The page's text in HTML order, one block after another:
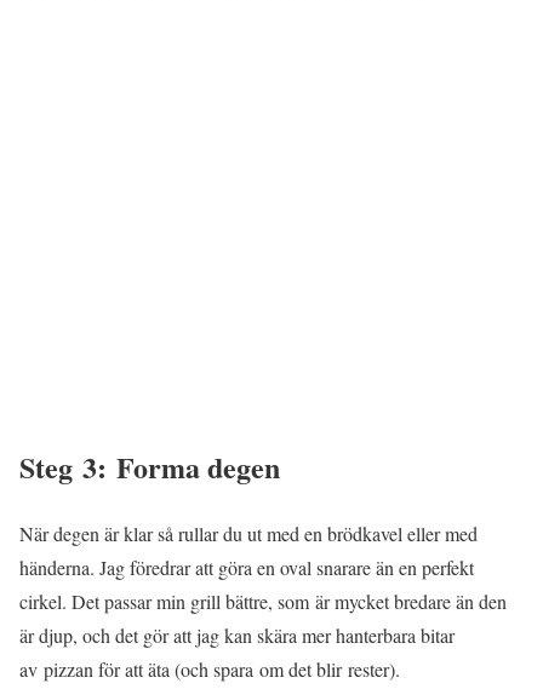
Steg 3: Forma degen
När degen är klar så rullar du ut med en brödkavel eller med
händerna. Jag föredrar att göra en oval snarare än en perfekt
cirkel. Det passar min grill bättre, som är mycket bredare än den
är djup, och det gör att jag kan skära mer hanterbara bitar
av pizzan för att äta (och spara om det blir rester).